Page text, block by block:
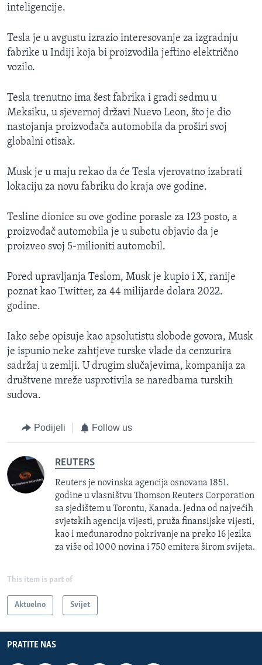
inteligencije.
Tesla je u avgustu izrazio interesovanje za izgradnju
fabrike u Indiji koja bi proizvodila jeftino električno
vozilo.
Tesla trenutno ima šest fabrika i gradi sedmu u
Meksiku, u sjevernoj državi Nuevo Leon, što je dio
nastojanja proizvođača automobila da proširi svoj
globalni otisak.
Musk je u maju rekao da će Tesla vjerovatno izabrati
lokaciju za novu fabriku do kraja ove godine.
Tesline dionice su ove godine porasle za 123 posto, a
proizvođač automobila je u subotu objavio da je
proizveo svoj 5-milioniti automobil.
Pored upravljanja Teslom, Musk je kupio i X, ranije
poznat kao Twitter, za 44 milijarde dolara 2022.
godine.
Iako sebe opisuje kao apsolutistu slobode govora, Musk
je ispunio neke zahtjeve turske vlade da cenzurira
sadržaj u zemlji. U drugim slučajevima, kompanija za
društvene mreže usprotivila se naredbama turskih
sudova.
Podijeli Follow us
REUTERS
Reuters je novinska agencija osnovana 1851.
godine u vlasništvu Thomson Reuters Corporation
sa sjedištem u Torontu, Kanada. Jedna od najvećih
svjetskih agencija vijesti, pruža finansijske vijesti,
kao i međunarodno pokrivanje na preko 16 jezika
za više od 1000 novina i 750 emitera širom svijeta.
This item is part of
Aktuelno Svijet
PRATITE NAS